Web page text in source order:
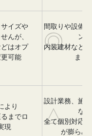
イズや
んが、
はオプ
可能
◎
間取りや設備
ン、
内装建材など
まま
より
までロ
現
△
設計業務、施
など
全て個別対応
が膨らみ